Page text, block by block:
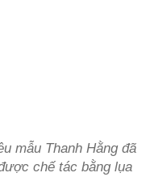
mẫu Thanh Hằng đã
chế tác bằng lụa